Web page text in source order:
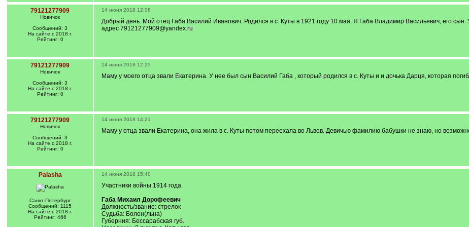
79121277909
Новичок
Сообщений: 3
На сайте с 2018 г.
Рейтинг: 0
14 июня 2018 12:08
Добрый день. Мой отец Габа Василий Иванович. Родился в с. Куты в 1921 году 10 мая. Я Габа Владимир Васильевич, его
адрес 79121277909@yandex.ru
79121277909
Новичок
Сообщений: 3
На сайте с 2018 г.
Рейтинг: 0
14 июня 2018 12:25
Маму у моего отца звали Екатерина. У нее был сын Василий Габа , который родился в с. Куты и и дочька Дарця, которая
79121277909
Новичок
Сообщений: 3
На сайте с 2018 г.
Рейтинг: 0
14 июня 2018 14:21
Маму у отца звали Екатерина, она жила в с. Куты потом переехала во Львов. Девичью фамилию бабушки не знаю, но
Palasha
Санкт-Петербург
Сообщений: 1115
На сайте с 2018 г.
Рейтинг: 466
14 июня 2018 15:40
Участники войны 1914 года.
Габа Михаил Дорофеевич
Должность/звание: стрелок
Судьба: Болен(льна)
Губерния: Бессарабская губ.